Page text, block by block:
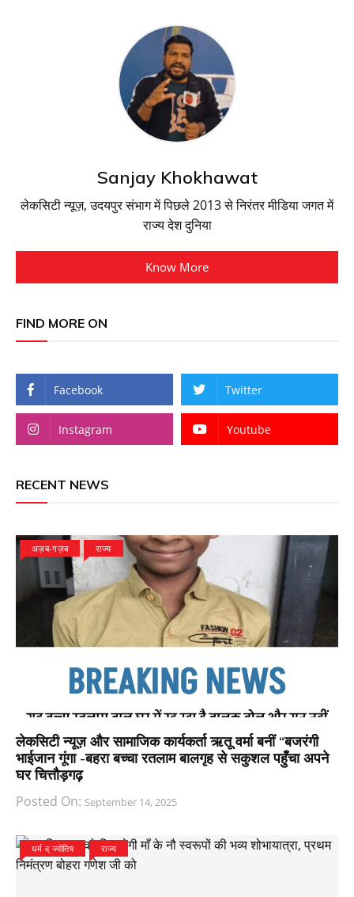
Sanjay Khokhawat
लेकसिटी न्यूज़, उदयपुर संभाग में पिछले 2013 से निरंतर मीडिया जगत में
राज्य देश दुनिया
Know More
FIND MORE ON
Facebook Twitter
Instagram Youtube
RECENT NEWS
अज़ब-गज़ब राज्य
लेकसिटी न्यूज़ और सामाजिक कार्यकर्ता ऋतू वर्मा बनीं “बजरंगी
भाईजान गूंगा -बहरा बच्चा रतलाम बालगृह से सकुशल पहुँचा अपने
घर चित्तौड़गढ़
Posted On: September 14, 2025
धर्म व् ज्योतिष राज्य